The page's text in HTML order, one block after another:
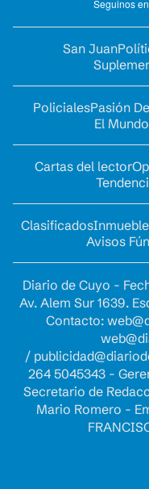
Seguinos
San Juan
PolicialesPasión
El Mundo
Cartas del lector
Clasificados
Avisos
Diario de Cuyo -
Av. Alem Sur 1639.
Contacto:
/
264 5045343 -
Secretario de
Mario Romero -